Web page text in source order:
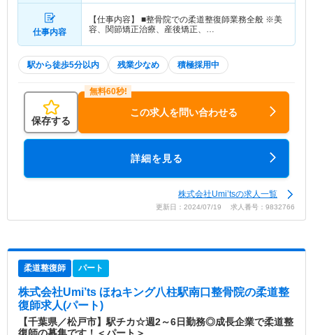
仕事内容
【仕事内容】 ■整骨院での柔道整復師業務全般 ※美
容、関節矯正治療、産後矯正、…
駅から徒歩5分以内 残業少なめ 積極採用中
保存する
この求人を問い合わせる
詳細を見る
株式会社Umi’tsの求人一覧
更新日：2024/07/19 求人番号：9832766
柔道整復師 パート
株式会社Umi’ts ほねキング八柱駅南口整骨院の柔道整
復師求人(パート)
【千葉県／松戸市】駅チカ☆週2～6日勤務◎成長企業で柔道整
復師の募集です！＜パート＞